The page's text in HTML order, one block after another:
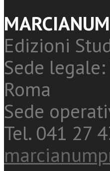
Edizioni
Sede
Roma
Sede
Tel. 041 27